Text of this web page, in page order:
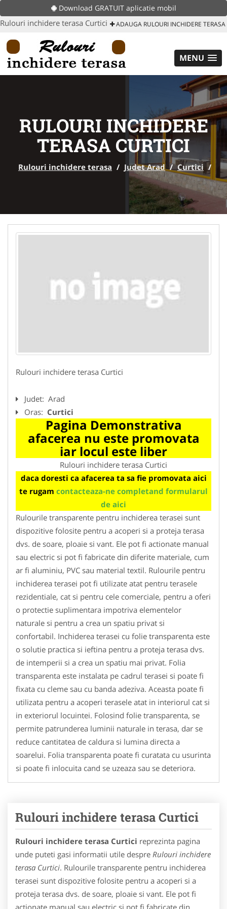
Download GRATUIT aplicatie mobil
Rulouri inchidere terasa Curtici ADAUGA RULOURI INCHIDERE TERASA
MENU
RULOURI INCHIDERE
TERASA CURTICI
Rulouri inchidere terasa / Judet Arad / Curtici /
Rulouri inchidere terasa Curtici
Judet: Arad
Oras: Curtici
Pagina Demonstrativa
afacerea nu este promovata
iar locul este liber
Rulouri inchidere terasa Curtici
daca doresti ca afacerea ta sa fie promovata aici
te rugam contacteaza-ne completand formularul
de aici
Rulourile transparente pentru inchiderea terasei sunt
dispozitive folosite pentru a acoperi si a proteja terasa
dvs. de soare, ploaie si vant. Ele pot fi actionate manual
sau electric si pot fi fabricate din diferite materiale, cum
ar fi aluminiu, PVC sau material textil. Rulourile pentru
inchiderea terasei pot fi utilizate atat pentru terasele
rezidentiale, cat si pentru cele comerciale, pentru a oferi
o protectie suplimentara impotriva elementelor
naturale si pentru a crea un spatiu privat si
confortabil. Inchiderea terasei cu folie transparenta este
o solutie practica si ieftina pentru a proteja terasa dvs.
de intemperii si a crea un spatiu mai privat. Folia
transparenta este instalata pe cadrul terasei si poate fi
fixata cu cleme sau cu banda adeziva. Aceasta poate fi
utilizata pentru a acoperi terasele atat in interiorul cat si
in exteriorul locuintei. Folosind folie transparenta, se
permite patrunderea luminii naturale in terasa, dar se
reduce cantitatea de caldura si lumina directa a
soarelui. Folia transparenta poate fi curatata cu usurinta
si poate fi inlocuita cand se uzeaza sau se deteriora.
Rulouri inchidere terasa Curtici
Rulouri inchidere terasa Curtici reprezinta pagina
unde puteti gasi informatii utile despre Rulouri inchidere
terasa Curtici. Rulourile transparente pentru inchiderea
terasei sunt dispozitive folosite pentru a acoperi si a
proteja terasa dvs. de soare, ploaie si vant. Ele pot fi
actionate manual sau electric si pot fi fabricate din